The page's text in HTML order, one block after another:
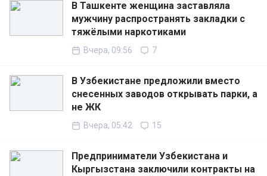
В Ташкенте женщина заставляла
мужчину распространять закладки с
тяжёлыми наркотиками
Вчера, 09:56 7
В Узбекистане предложили вместо
снесенных заводов открывать парки, а
не ЖК
Вчера, 05:42 15
Предприниматели Узбекистана и
Кыргызстана заключили контракты на